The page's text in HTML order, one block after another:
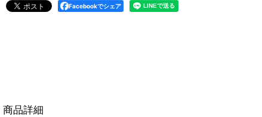
Facebookでシェア
商品詳細